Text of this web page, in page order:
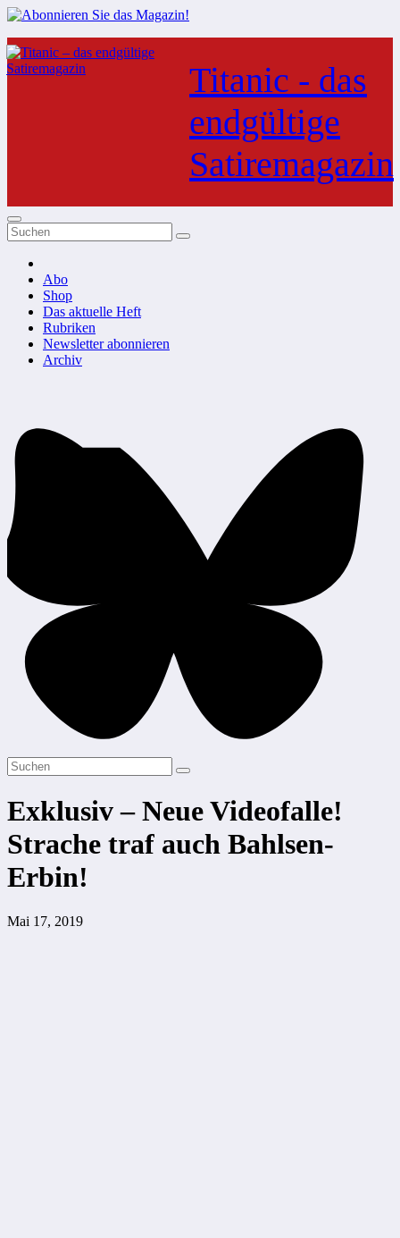
Zum
Inhalt
springen
Titanic - das
endgültige
Satiremagazin
Abo
Shop
Das aktuelle Heft
Rubriken
Newsletter abonnieren
Archiv
Exklusiv – Neue Videofalle!
Strache traf auch Bahlsen-
Erbin!
Mai 17, 2019